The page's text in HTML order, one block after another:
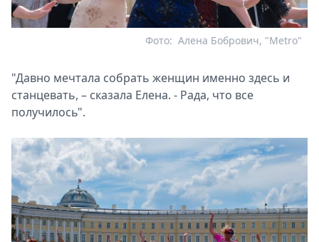
Алена Бобрович, "Metro"
Фото:
"Давно мечтала собрать женщин именно здесь и
станцевать, – сказала Елена. - Рада, что все
получилось".